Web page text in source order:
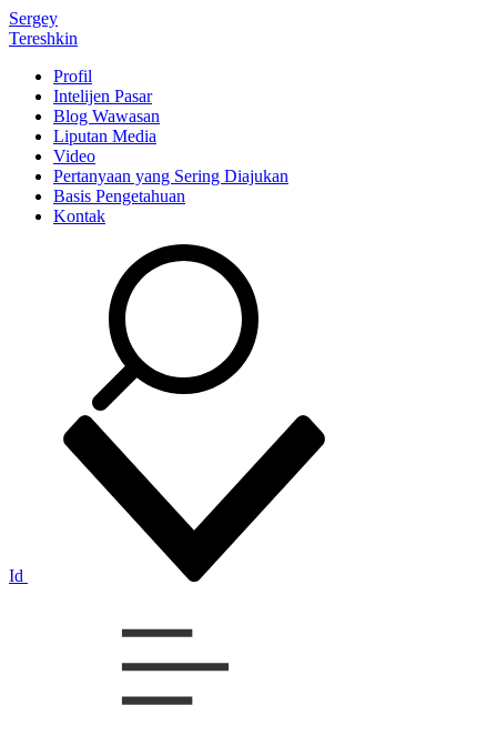
Sergey
Tereshkin
Profil
Intelijen Pasar
Blog Wawasan
Liputan Media
Video
Pertanyaan yang Sering Diajukan
Basis Pengetahuan
Kontak
Id